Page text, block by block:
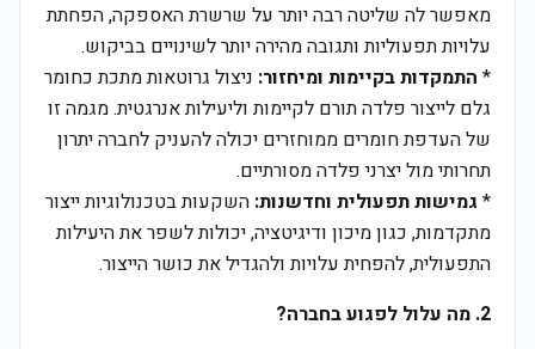
מאפשר לה שליטה רבה יותר על שרשרת האספקה, הפחתת
עלויות תפעוליות ותגובה מהירה יותר לשינויים בביקוש.
* התמקדות בקיימות ומיחזור: ניצול גרוטאות מתכת כחומר
גלם לייצור פלדה תורם לקיימות וליעילות אנרגטית. מגמה זו
של העדפת חומרים ממוחזרים יכולה להעניק לחברה יתרון
תחרותי מול יצרני פלדה מסורתיים.
* גמישות תפעולית וחדשנות: השקעות בטכנולוגיות ייצור
מתקדמות, כגון מיכון ודיגיטציה, יכולות לשפר את היעילות
התפעולית, להפחית עלויות ולהגדיל את כושר הייצור.
2. מה עלול לפגוע בחברה?